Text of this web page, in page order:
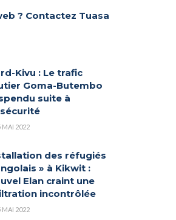
? Contactez Tuasa
Kivu : Le trafic
Goma-Butembo
suite à
MAI 2022
des réfugiés
» à Kikwit :
Elan craint une
incontrôlée
MAI 2022